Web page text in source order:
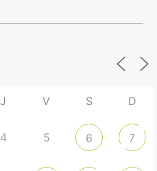
J V S D
4 5 6 7